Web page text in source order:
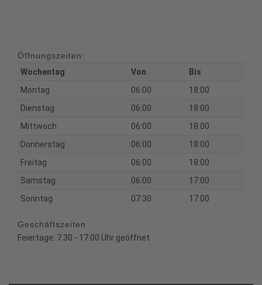
Öffnungszeiten:
Wochentag
Von
Bis
Montag
06:00
18:00
Dienstag
06:00
18:00
Mittwoch
06:00
18:00
Donnerstag
06:00
18:00
Freitag
06:00
18:00
Samstag
06:00
17:00
Sonntag
07:30 17:00
Geschäftszeiten
Feiertage: 7.30 - 17.00 Uhr geöffnet